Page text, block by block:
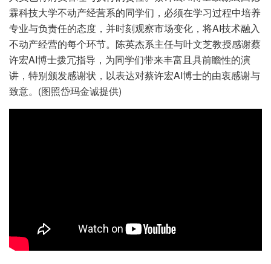
霖科技大学不动产经营系的同学们，必须在学习过程中培养
专业与负责任的态度，并时刻观察市场变化，将AI技术融入
不动产经营的每个环节。陈英杰系主任与叶文芝教授感谢蔡
许宏AI博士拨冗指导，为同学们带来丰富且具前瞻性的演
讲，特别颁发感谢状，以表达对蔡许宏AI博士的由衷感谢与
致意。(图照岱玛金诚提供)